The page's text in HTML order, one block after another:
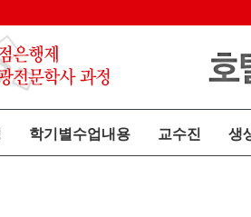
학기별수업내용 교수진 생